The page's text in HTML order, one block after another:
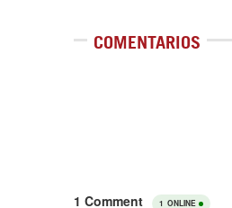
COMENTARIOS